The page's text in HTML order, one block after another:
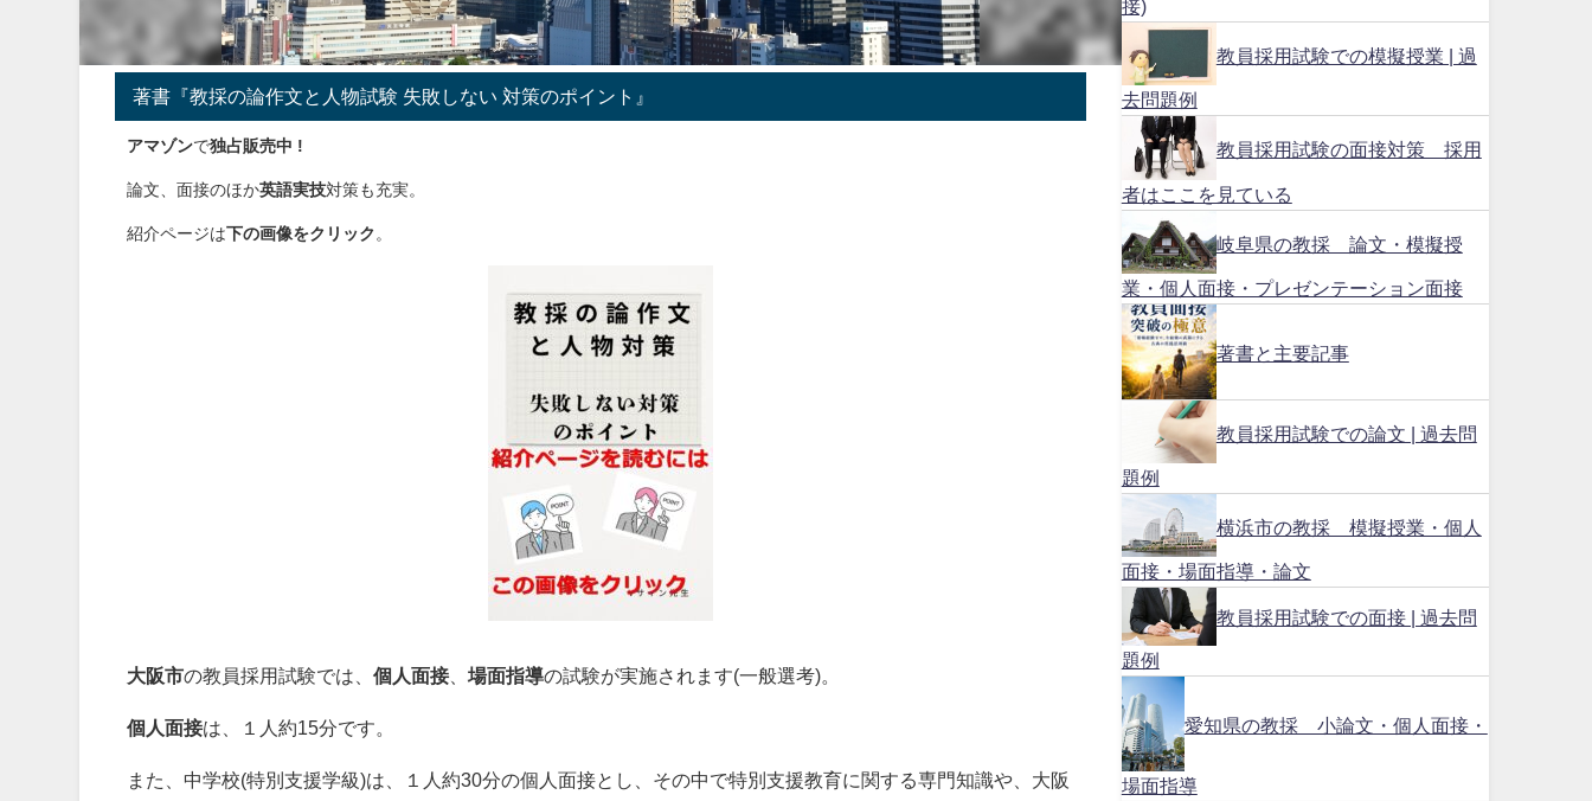
著書『教採の論作文と人物試験 失敗しない 対策のポイント』
アマゾンで独占販売中 !
論文、面接のほか英語実技対策も充実。
紹介ページは下の画像をクリック 。
大阪市の教員採用試験では、個人面接、場面指導の試験が実施されます(一般選考)。
個人面接は、１人約15分です。
また、中学校(特別支援学級)は、１人約30分の個人面接とし、その中で特別支援教育に関する専門知識や、大阪
接)
教員採用試験での模擬授業 | 過
去問題例
教員採用試験の面接対策 採用
者はここを見ている
岐阜県の教採 論文・模擬授
業・個人面接・プレゼンテーション面接
著書と主要記事
教員採用試験での論文 | 過去問
題例
横浜市の教採 模擬授業・個人
面接・場面指導・論文
教員採用試験での面接 | 過去問
題例
愛知県の教採 小論文・個人面接・
場面指導